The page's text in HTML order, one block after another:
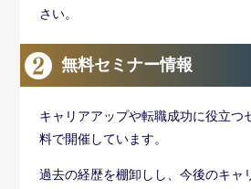
さい。
無料セミナー情報
キャリアアップや転職成功に役立つ
料で開催しています。
過去の経歴を棚卸しし、今後のキャ